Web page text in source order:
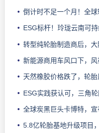
倒计时不足一个月！全球
ESG标杆！玲珑云南可
转型纯轮胎制造商后，
新能源商用车风口下，
天然橡胶价格跌了，轮胎
ESG实践获认可，三角
全球炭黑巨头卡博特，宣
5.8亿轮胎基地升级项目